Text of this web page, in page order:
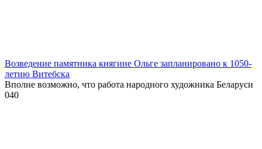
Возведение памятника княгине Ольге запланировано к 1050-
летию Витебска
Вполне возможно, что работа народного художника Беларуси
040